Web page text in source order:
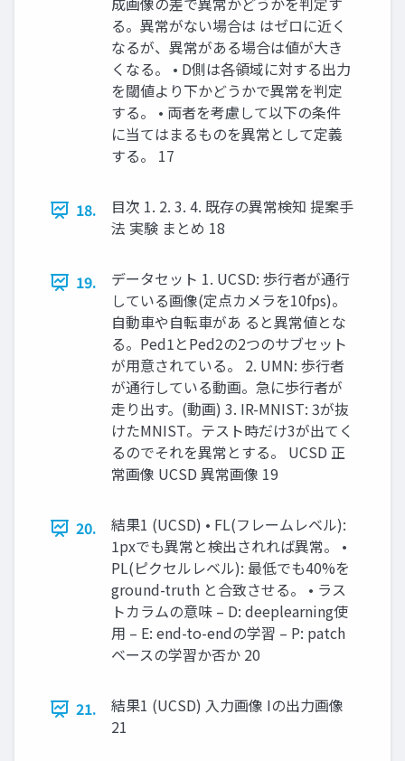
る。異常がない場合は はゼロに近く
なるが、異常がある場合は値が大き
くなる。 • D側は各領域に対する出力
を閾値より下かどうかで異常を判定
する。 • 両者を考慮して以下の条件
に当てはまるものを異常として定義
する。 17
18.
目次 1. 2. 3. 4. 既存の異常検知 提案手
法 実験 まとめ 18
19.
データセット 1. UCSD: 歩行者が通行
している画像(定点カメラを10fps)。
自動車や自転車があ ると異常値とな
る。Ped1とPed2の2つのサブセット
が用意されている。 2. UMN: 歩行者
が通行している動画。急に歩行者が
走り出す。(動画) 3. IR-MNIST: 3が抜
けたMNIST。テスト時だけ3が出てく
るのでそれを異常とする。 UCSD 正
常画像 UCSD 異常画像 19
20.
結果1 (UCSD) • FL(フレームレベル):
1pxでも異常と検出されれば異常。 •
PL(ピクセルレベル): 最低でも40%を
ground-truth と合致させる。 • ラス
トカラムの意味 – D: deeplearning使
用 – E: end-to-endの学習 – P: patch
ベースの学習か否か 20
21.
結果1 (UCSD) 入力画像 Iの出力画像
21